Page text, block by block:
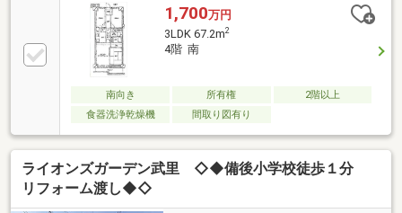
置済みで快適に新生活を始められます。3LDKの間取り
は南向きバルコニーで日当たり良好。マンション裏手
には公園があり住環境も良いです。1住戸2匹までペッ
トと暮らせる点も魅力です。
1,700万円
3LDK 67.2m2
4階 南
南向き 所有権
2階以上
食器洗浄乾燥機
間取り図有り
ライオンズガーデン武里 ◇◆備後小学校徒歩１分
リフォーム渡し◆◇